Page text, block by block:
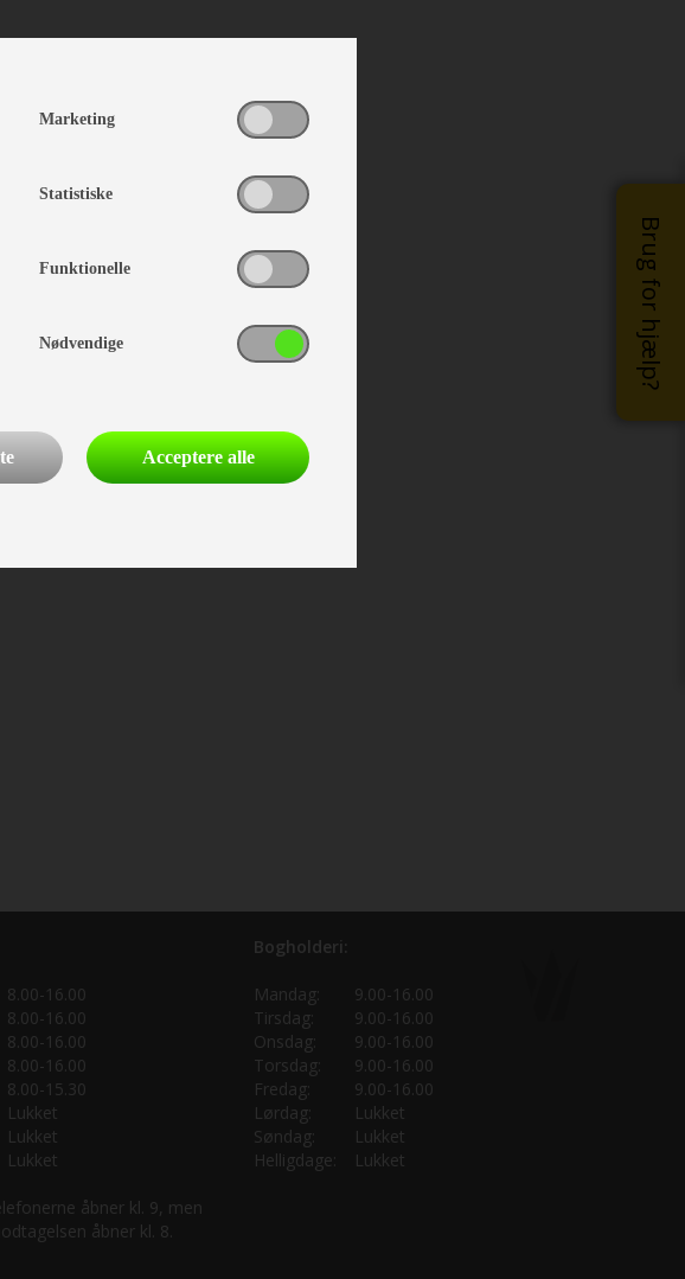
Brug for hjælp?
8.00-16.00
8.00-16.00
8.00-16.00
8.00-16.00
8.00-15.30
Lukket
Lukket
Lukket
åbner kl. 9, men
åbner kl. 8.
Bogholderi:
Mandag:
9.00-16.00
Tirsdag:
9.00-16.00
Onsdag:
9.00-16.00
Torsdag:
9.00-16.00
Fredag:
9.00-16.00
Lørdag:
Lukket
Søndag:
Lukket
Helligdage:
Lukket
Marketing
Statistiske
Funktionelle
Nødvendige
Acceptere alle